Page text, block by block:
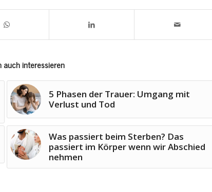
auch interessieren
5 Phasen der Trauer: Umgang mit
Verlust und Tod
Was passiert beim Sterben? Das
passiert im Körper wenn wir Abschied
nehmen